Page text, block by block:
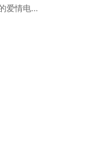
韩国感人的爱情电影